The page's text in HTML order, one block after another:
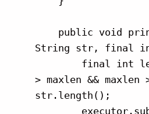
String str, final
> maxlen &&
str.length();